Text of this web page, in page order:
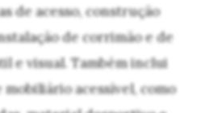
de acesso, construção
de corrimão e de
e visual. Também inclui
mobiliário acessível, como